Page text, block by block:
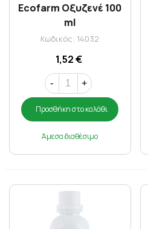
Ecofarm Οξυζενέ 100
ml
Κωδικός: 14032
1,52 €
- +
Προσθήκη στο καλάθι
Άμεσα διαθέσιμο